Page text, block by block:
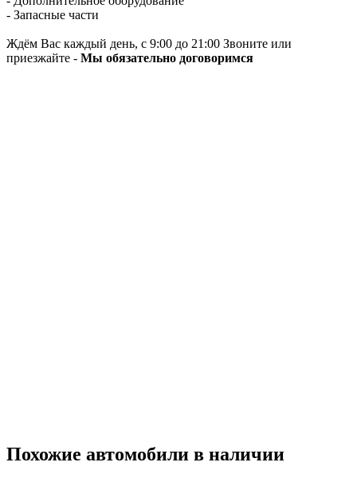
- Запасные части
Ждём Вас каждый день, с 9:00 до 21:00 Звоните или
приезжайте - Мы обязательно договоримся
Похожие автомобили в наличии